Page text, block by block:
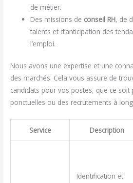
de métier.
Des missions de conseil RH, de
talents et d’anticipation des
l’emploi.
Nous avons une expertise et une
des marchés. Cela vous assure de
candidats pour vos postes, que ce soit
ponctuelles ou des recrutements à
Service Description
Identification et